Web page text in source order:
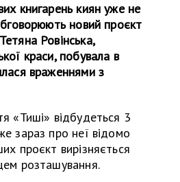
книгарень киян уже не
новий проєкт
Ровінська,
краси, побувала в
враженнями з
«Тиші» відбудеться 3
зараз про неї відомо
проєкт вирізняється
розташування.